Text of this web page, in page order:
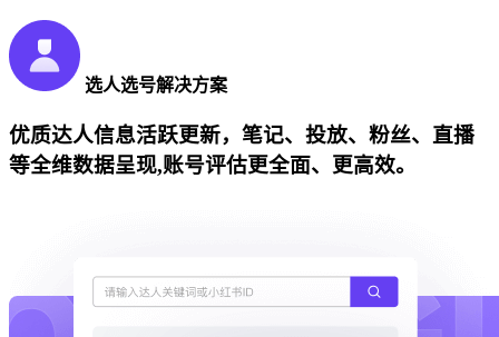
选人选号解决方案
优质达人信息活跃更新，笔记、投放、粉丝、直播
等全维数据呈现,账号评估更全面、更高效。